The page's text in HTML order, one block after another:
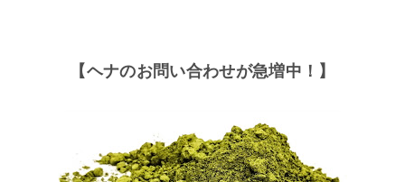
【ヘナのお問い合わせが急増中！】